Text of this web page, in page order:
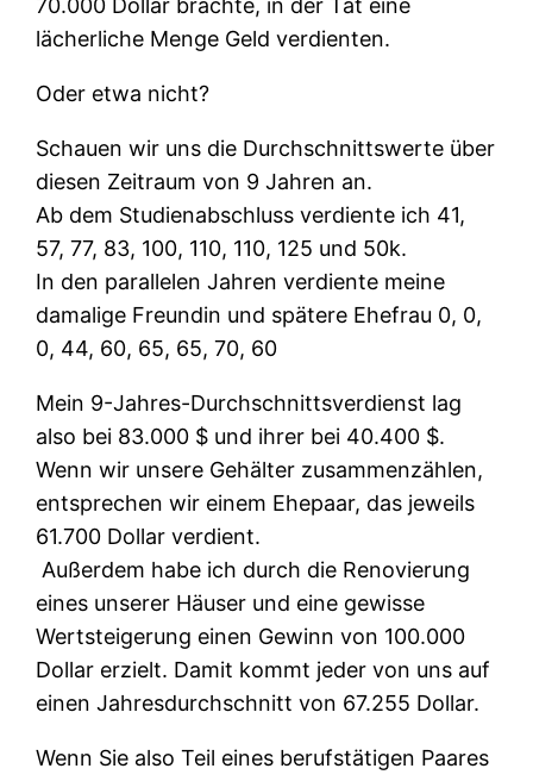
70.000 Dollar brachte, in der Tat eine
lächerliche Menge Geld verdienten.
Oder etwa nicht?
Schauen wir uns die Durchschnittswerte über
diesen Zeitraum von 9 Jahren an.
Ab dem Studienabschluss verdiente ich 41,
57, 77, 83, 100, 110, 110, 125 und 50k.
In den parallelen Jahren verdiente meine
damalige Freundin und spätere Ehefrau 0, 0,
0, 44, 60, 65, 65, 70, 60
Mein 9-Jahres-Durchschnittsverdienst lag
also bei 83.000 $ und ihrer bei 40.400 $.
Wenn wir unsere Gehälter zusammenzählen,
entsprechen wir einem Ehepaar, das jeweils
61.700 Dollar verdient.
Außerdem habe ich durch die Renovierung
eines unserer Häuser und eine gewisse
Wertsteigerung einen Gewinn von 100.000
Dollar erzielt. Damit kommt jeder von uns auf
einen Jahresdurchschnitt von 67.255 Dollar.
Wenn Sie also Teil eines berufstätigen Paares